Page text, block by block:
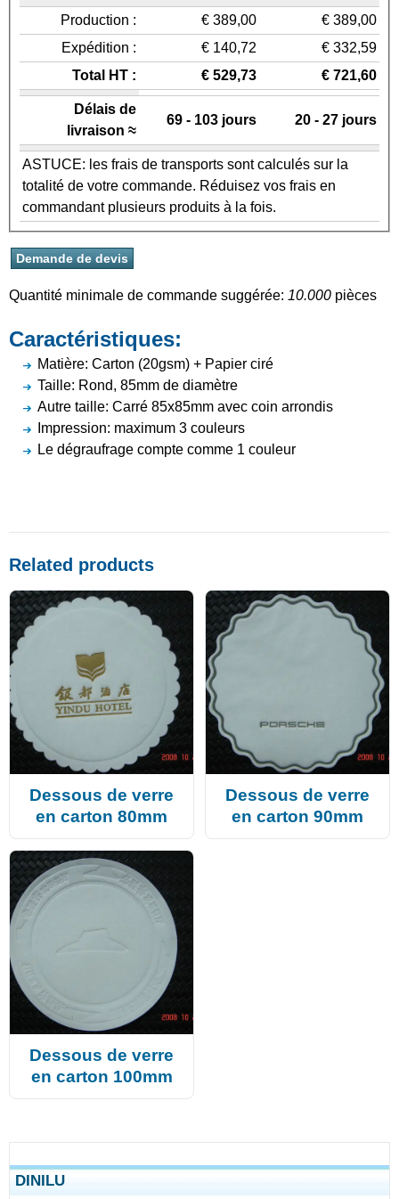
Production :
€ 389,00
€ 389,00
Expédition :
€ 140,72
€ 332,59
Total HT :
€ 529,73 € 721,60
Délais de
livraison ≈
69 - 103 jours 20 - 27 jours
ASTUCE: les frais de transports sont calculés sur la
totalité de votre commande. Réduisez vos frais en
commandant plusieurs produits à la fois.
Quantité minimale de commande suggérée: 10.000 pièces
Caractéristiques:
Matière: Carton (20gsm) + Papier ciré
Taille: Rond, 85mm de diamètre
Autre taille: Carré 85x85mm avec coin arrondis
Impression: maximum 3 couleurs
Le dégraufrage compte comme 1 couleur
Related products
Dessous de verre
en carton 80mm
Dessous de verre
en carton 90mm
Dessous de verre
en carton 100mm
DINILU